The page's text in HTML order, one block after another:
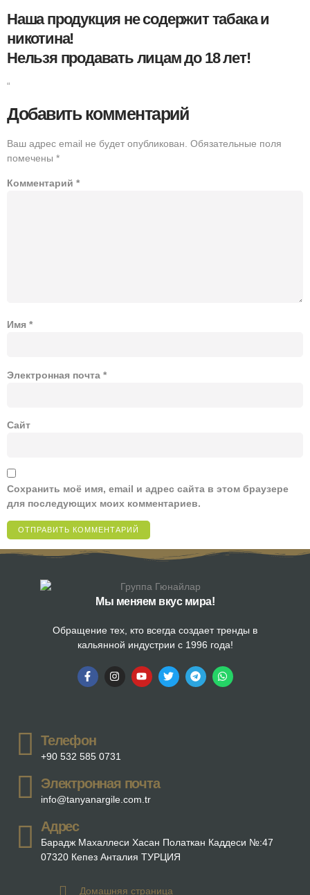
Наша продукция не содержит табака и
никотина!
Нельзя продавать лицам до 18 лет!
“
Добавить комментарий
Ваш адрес email не будет опубликован. Обязательные поля
помечены *
Комментарий *
Имя *
Электронная почта *
Сайт
Сохранить моё имя, email и адрес сайта в этом браузере
для последующих моих комментариев.
Мы меняем вкус мира!
Обращение тех, кто всегда создает тренды в
кальянной индустрии с 1996 года!
Телефон
+90 532 585 0731
Электронная почта
info@tanyanargile.com.tr
Адрес
Барадж Махаллеси Хасан Полаткан Каддеси №:47
07320 Кепез Анталия ТУРЦИЯ
Домашняя страница